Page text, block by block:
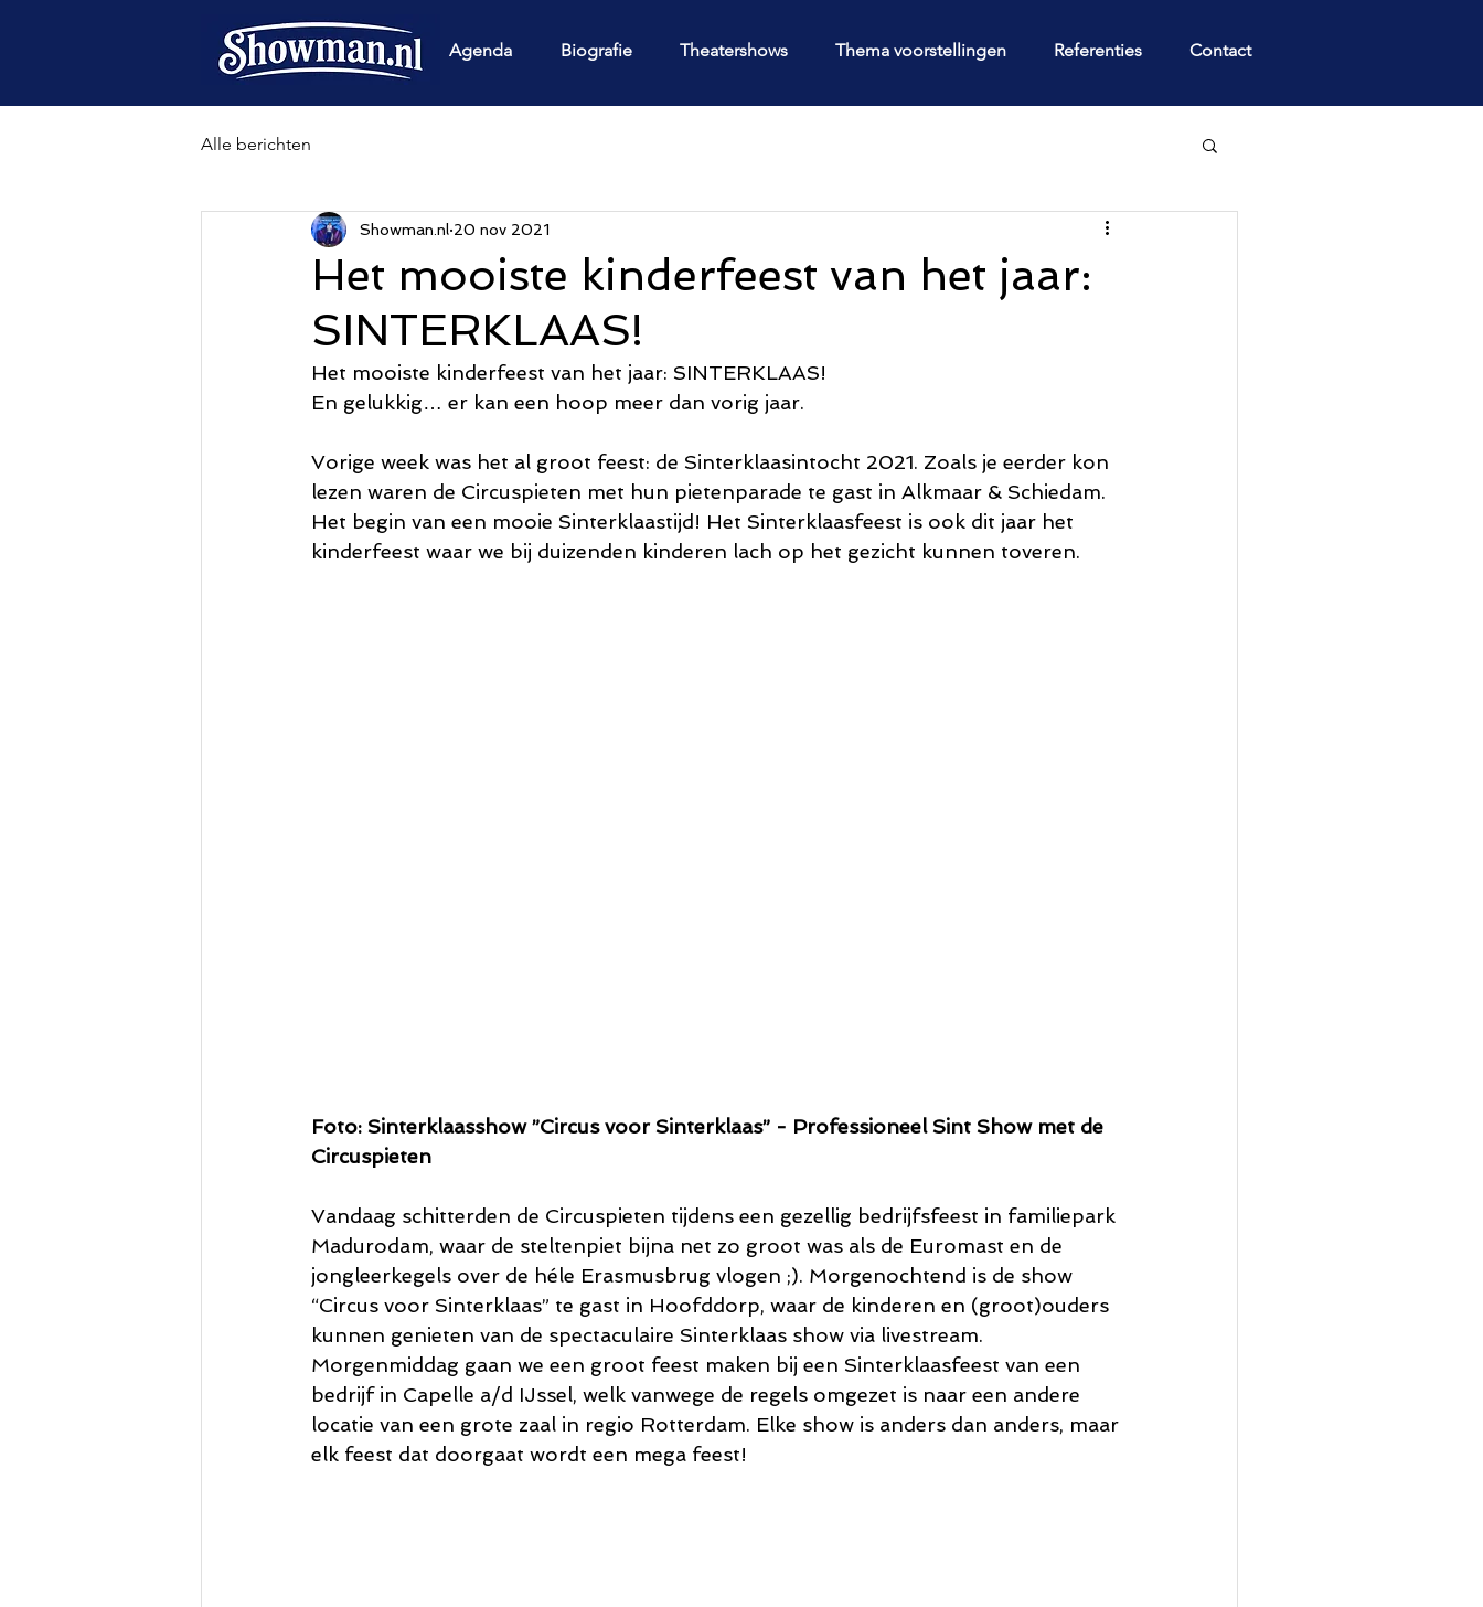
Alle berichten
Het mooiste kinderfeest van het jaar:
SINTERKLAAS!
Showman.nl 20 nov 2021
Het mooiste kinderfeest van het jaar: SINTERKLAAS!
En gelukkig… er kan een hoop meer dan vorig jaar.
Vorige week was het al groot feest: de Sinterklaasintocht 2021. Zoals je eerder kon
lezen waren de Circuspieten met hun pietenparade te gast in Alkmaar & Schiedam.
Het begin van een mooie Sinterklaastijd! Het Sinterklaasfeest is ook dit jaar het
kinderfeest waar we bij duizenden kinderen lach op het gezicht kunnen toveren.
Foto: Sinterklaasshow ”Circus voor Sinterklaas” - Professioneel Sint Show met de
Circuspieten
Vandaag schitterden de Circuspieten tijdens een gezellig bedrijfsfeest in familiepark
Madurodam, waar de steltenpiet bijna net zo groot was als de Euromast en de
jongleerkegels over de héle Erasmusbrug vlogen ;). Morgenochtend is de show
“Circus voor Sinterklaas” te gast in Hoofddorp, waar de kinderen en (groot)ouders
kunnen genieten van de spectaculaire Sinterklaas show via livestream.
Morgenmiddag gaan we een groot feest maken bij een Sinterklaasfeest van een
bedrijf in Capelle a/d IJssel, welk vanwege de regels omgezet is naar een andere
locatie van een grote zaal in regio Rotterdam. Elke show is anders dan anders, maar
elk feest dat doorgaat wordt een mega feest!
Agenda Biografie Theatershows Thema voorstellingen Referenties Contact